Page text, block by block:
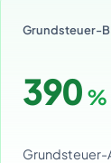
Grundsteuer-
390 %